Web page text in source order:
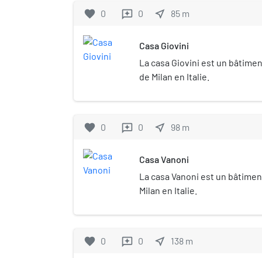
favorite 0 reviews 0 near_me 85 m
Casa Giovini
La casa Giovini est un
de Milan en Italie.
favorite 0 reviews 0 near_me 98 m
Casa Vanoni
La casa Vanoni est un
Milan en Italie.
favorite 0 reviews 0 near_me 138 m